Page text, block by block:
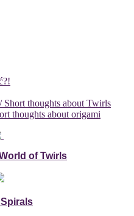
Short thoughts about Twirls
thoughts about origami
of Twirls